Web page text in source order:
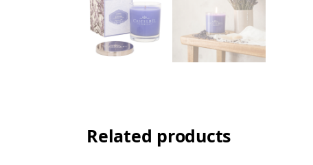
Related products